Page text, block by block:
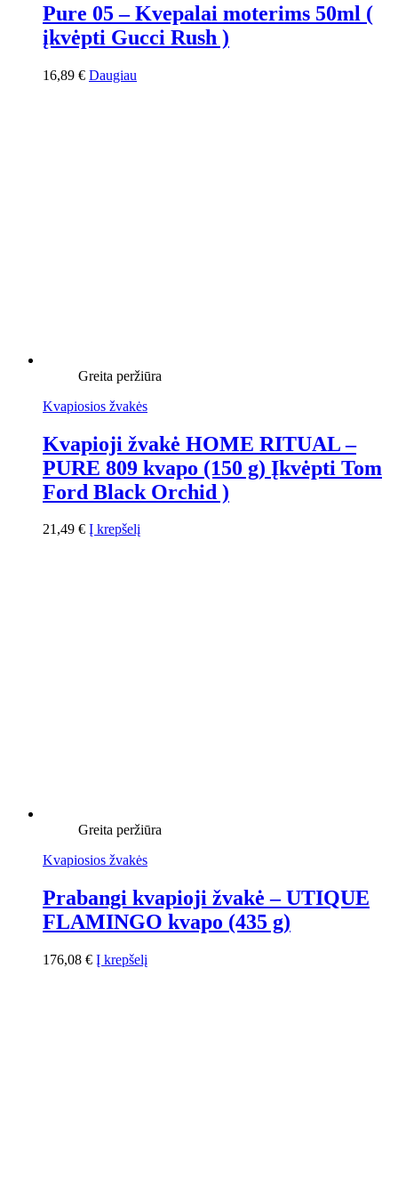
Pure 05 – Kvepalai moterims 50ml (
įkvėpti Gucci Rush )
16,89 € Daugiau
Greita peržiūra
Kvapiosios žvakės
Kvapioji žvakė HOME RITUAL –
PURE 809 kvapo (150 g) Įkvėpti Tom
Ford Black Orchid )
21,49 € Į krepšelį
Greita peržiūra
Kvapiosios žvakės
Prabangi kvapioji žvakė – UTIQUE
FLAMINGO kvapo (435 g)
176,08 € Į krepšelį